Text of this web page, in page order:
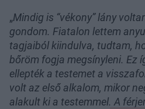
„Mindig is “vékony” lány
gondom. Fiatalon lettem
tagjaiból kiindulva, tudtam,
bőröm fogja megsínyleni. Ez
ellepték a testemet a
volt az első alkalom, mikor
alakult ki a testemmel. A